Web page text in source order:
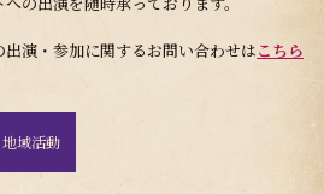
演・参加に関するお問い合わせはこちら
域活動